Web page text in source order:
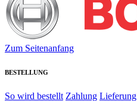
Zum Seitenanfang
BESTELLUNG
So wird bestellt Zahlung Lieferung